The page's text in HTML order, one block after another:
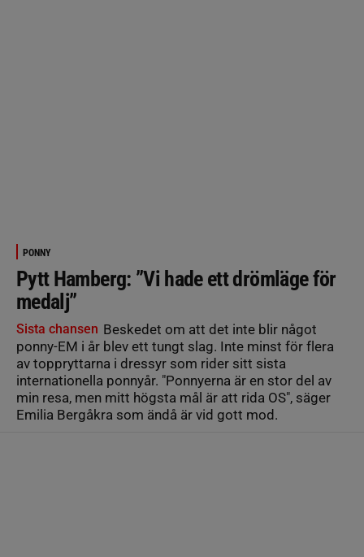
PONNY
Pytt Hamberg: ”Vi hade ett drömläge för
medalj”
Sista chansen Beskedet om att det inte blir något
ponny-EM i år blev ett tungt slag. Inte minst för flera
av toppryttarna i dressyr som rider sitt sista
internationella ponnyår. "Ponnyerna är en stor del av
min resa, men mitt högsta mål är att rida OS", säger
Emilia Bergåkra som ändå är vid gott mod.